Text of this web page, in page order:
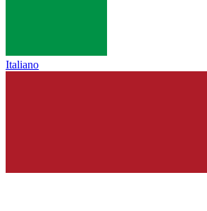
Italiano